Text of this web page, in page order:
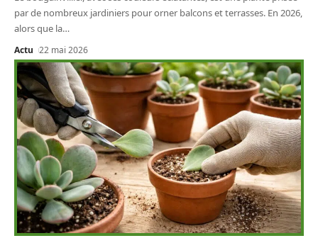
par de nombreux jardiniers pour orner balcons et terrasses. En 2026,
alors que la…
Actu 22 mai 2026